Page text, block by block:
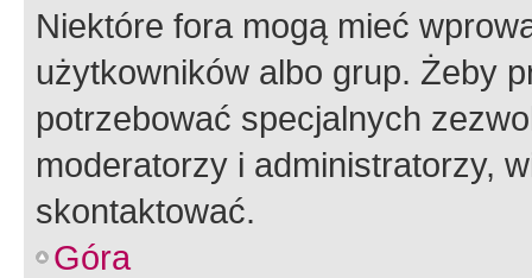
Niektóre fora mogą mieć
użytkowników albo grup. Żeby
potrzebować specjalnych
moderatorzy i administratorzy,
skontaktować.
Góra